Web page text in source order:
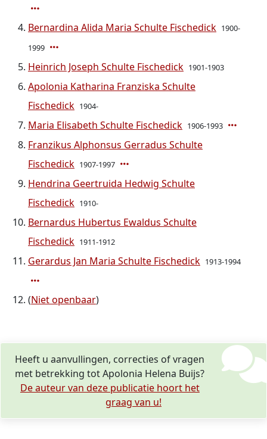
Bernardina Alida Maria Schulte Fischedick 1900-
1999
Heinrich Joseph Schulte Fischedick 1901-1903
Apolonia Katharina Franziska Schulte
Fischedick 1904-
Maria Elisabeth Schulte Fischedick 1906-1993
Franzikus Alphonsus Gerradus Schulte
Fischedick 1907-1997
Hendrina Geertruida Hedwig Schulte
Fischedick 1910-
Bernardus Hubertus Ewaldus Schulte
Fischedick 1911-1912
Gerardus Jan Maria Schulte Fischedick 1913-1994
(Niet openbaar)
Heeft u aanvullingen, correcties of vragen
met betrekking tot Apolonia Helena Buijs?
De auteur van deze publicatie hoort het
graag van u!